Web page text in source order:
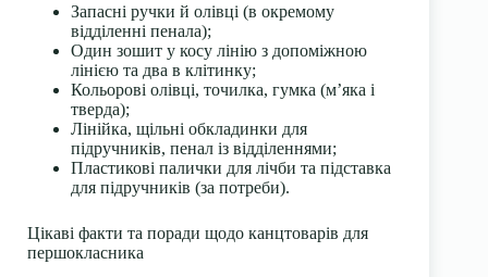
Запасні ручки й олівці (в окремому
відділенні пенала);
Один зошит у косу лінію з допоміжною
лінією та два в клітинку;
Кольорові олівці, точилка, гумка (м’яка і
тверда);
Лінійка, щільні обкладинки для
підручників, пенал із відділеннями;
Пластикові палички для лічби та підставка
для підручників (за потреби).
Цікаві факти та поради щодо канцтоварів для
першокласника